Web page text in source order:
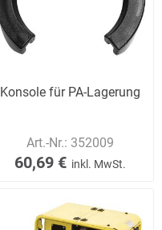
Konsole für PA-Lagerung
Art.-Nr.: 352009
60,69 € inkl. MwSt.